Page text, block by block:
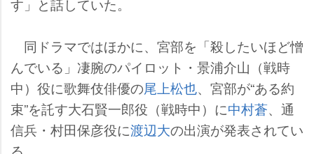
同ドラマではほかに、宮部を「殺したいほど憎
んでいる」凄腕のパイロット・景浦介山（戦時
中）役に歌舞伎俳優の尾上松也、宮部が“ある約
束”を託す大石賢一郎役（戦時中）に中村蒼、通
信兵・村田保彦役に渡辺大の出演が発表されてい
る。